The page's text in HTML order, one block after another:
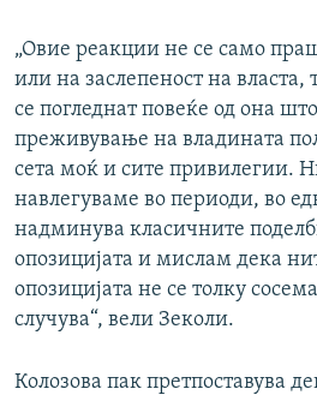
„Овие реакции не се само
или на заслепеност на власта,
се погледнат повеќе од она
преживување на владината
сета моќ и сите привилегии.
навлегуваме во периоди, во
надминува класичните
опозицијата и мислам дека
опозицијата не се толку
случува“, вели Зеколи.
Колозова пак претпоставува